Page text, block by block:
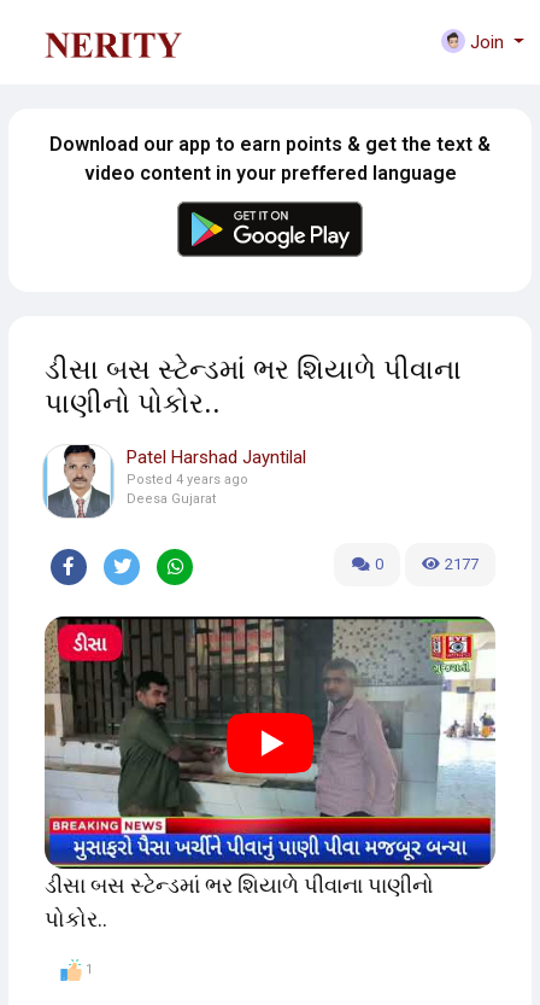
Join
Download our app to earn points & get the text &
video content in your preffered language
ડીસા બસ સ્ટેન્ડમાં ભર શિયાળે પીવાના
પાણીનો પોકોર..
Patel Harshad Jayntilal
Posted 4 years ago
Deesa Gujarat
0 2177
ડીસા બસ સ્ટેન્ડમાં ભર શિયાળે પીવાના પાણીનો
પોકોર..
1